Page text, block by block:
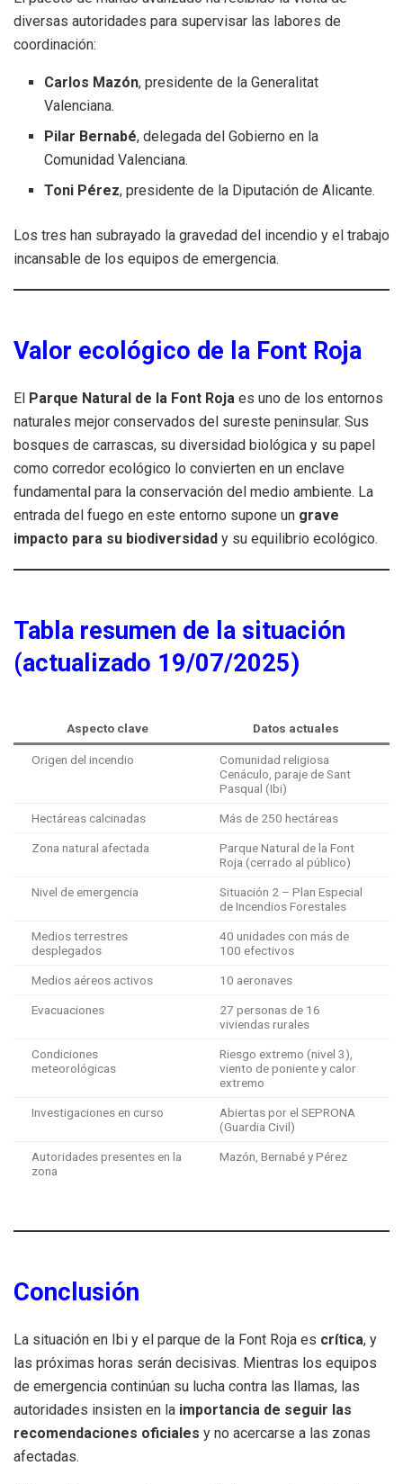
diversas autoridades para supervisar las labores de
coordinación:
Carlos Mazón, presidente de la Generalitat
Valenciana.
Pilar Bernabé, delegada del Gobierno en la
Comunidad Valenciana.
Toni Pérez, presidente de la Diputación de Alicante.
Los tres han subrayado la gravedad del incendio y el trabajo
incansable de los equipos de emergencia.
Valor ecológico de la Font Roja
El Parque Natural de la Font Roja es uno de los entornos
naturales mejor conservados del sureste peninsular. Sus
bosques de carrascas, su diversidad biológica y su papel
como corredor ecológico lo convierten en un enclave
fundamental para la conservación del medio ambiente. La
entrada del fuego en este entorno supone un grave
impacto para su biodiversidad y su equilibrio ecológico.
Tabla resumen de la situación
(actualizado 19/07/2025)
Aspecto clave Datos actuales
Origen del incendio
Comunidad religiosa
Cenáculo, paraje de Sant
Pasqual (Ibi)
Hectáreas calcinadas Más de 250 hectáreas
Zona natural afectada
Parque Natural de la Font
Roja (cerrado al público)
Nivel de emergencia
Situación 2 – Plan Especial
de Incendios Forestales
Medios terrestres
desplegados
40 unidades con más de
100 efectivos
Medios aéreos activos 10 aeronaves
Evacuaciones
27 personas de 16
viviendas rurales
Condiciones
meteorológicas
Riesgo extremo (nivel 3),
viento de poniente y calor
extremo
Investigaciones en curso
Abiertas por el SEPRONA
(Guardia Civil)
Autoridades presentes en la
zona
Mazón, Bernabé y Pérez
Conclusión
La situación en Ibi y el parque de la Font Roja es crítica, y
las próximas horas serán decisivas. Mientras los equipos
de emergencia continúan su lucha contra las llamas, las
autoridades insisten en la importancia de seguir las
recomendaciones oficiales y no acercarse a las zonas
afectadas.